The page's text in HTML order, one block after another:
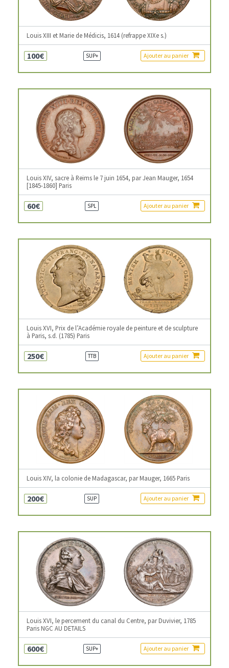
Louis XIII et Marie de Médicis, 1614 (refrappe XIXe s.)
100€ SUP+ Ajouter au panier
Louis XIV, sacre à Reims le 7 juin 1654, par Jean Mauger, 1654
[1845-1860] Paris
60€ SPL Ajouter au panier
Louis XVI, Prix de l’Académie royale de peinture et de sculpture
à Paris, s.d. (1785) Paris
250€ TTB Ajouter au panier
Louis XIV, la colonie de Madagascar, par Mauger, 1665 Paris
200€ SUP Ajouter au panier
Louis XVI, le percement du canal du Centre, par Duvivier, 1785
Paris NGC AU DETAILS
600€ SUP+ Ajouter au panier